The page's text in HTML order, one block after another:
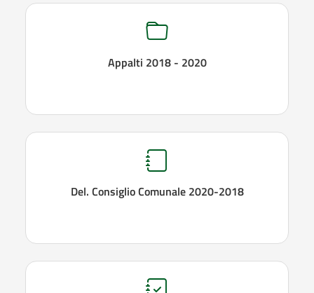
Appalti 2018 - 2020
Del. Consiglio Comunale 2020-2018